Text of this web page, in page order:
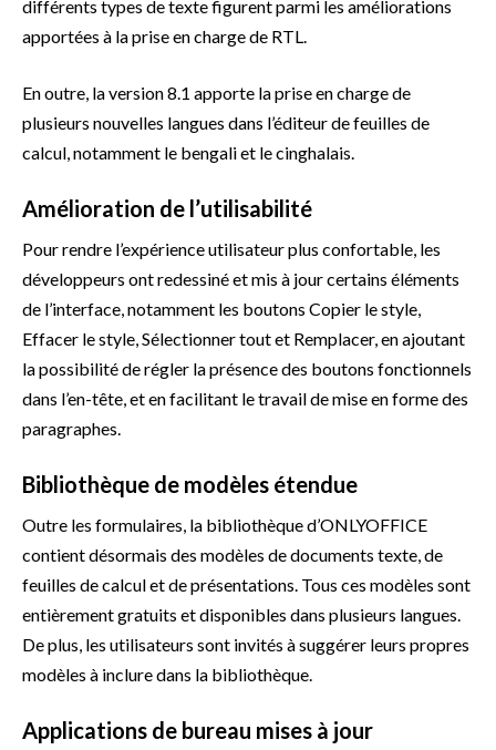
différents types de texte figurent parmi les améliorations
apportées à la prise en charge de RTL.
En outre, la version 8.1 apporte la prise en charge de
plusieurs nouvelles langues dans l’éditeur de feuilles de
calcul, notamment le bengali et le cinghalais.
Amélioration de l’utilisabilité
Pour rendre l’expérience utilisateur plus confortable, les
développeurs ont redessiné et mis à jour certains éléments
de l’interface, notamment les boutons Copier le style,
Effacer le style, Sélectionner tout et Remplacer, en ajoutant
la possibilité de régler la présence des boutons fonctionnels
dans l’en-tête, et en facilitant le travail de mise en forme des
paragraphes.
Bibliothèque de modèles étendue
Outre les formulaires, la bibliothèque d’ONLYOFFICE
contient désormais des modèles de documents texte, de
feuilles de calcul et de présentations. Tous ces modèles sont
entièrement gratuits et disponibles dans plusieurs langues.
De plus, les utilisateurs sont invités à suggérer leurs propres
modèles à inclure dans la bibliothèque.
Applications de bureau mises à jour